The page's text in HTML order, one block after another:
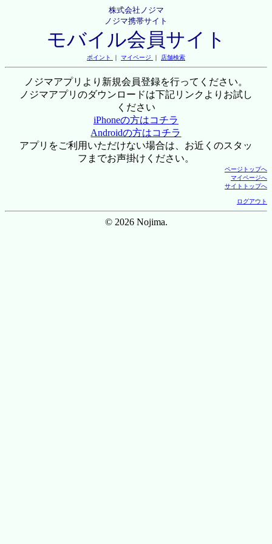
株式会社ノジマ
ノジマ携帯サイト
モバイル会員サイト
ポイント ｜ マイページ ｜ 店舗検索
ノジマアプリより新規会員登録を行ってください。
ノジマアプリのダウンロードは下記リンクよりお試し
ください
iPhoneの方はコチラ
Androidの方はコチラ
アプリをご利用いただけない場合は、お近くのスタッ
フまでお声掛けください。
ページトップへ
マイページへ
サイトトップへ
ログアウト
© 2026 Nojima.